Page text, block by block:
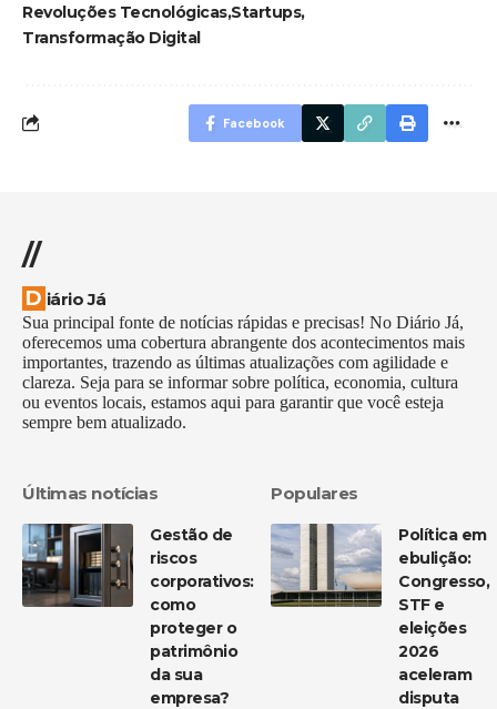
Revoluções TecnológicasStartups
Transformação Digital
Facebook
//
Diário Já
Sua principal fonte de notícias rápidas e precisas! No Diário Já,
oferecemos uma cobertura abrangente dos acontecimentos mais
importantes, trazendo as últimas atualizações com agilidade e
clareza. Seja para se informar sobre política, economia, cultura
ou eventos locais, estamos aqui para garantir que você esteja
sempre bem atualizado.
Últimas notícias
Gestão de
riscos
corporativos:
como
proteger o
patrimônio
da sua
empresa?
Populares
Política em
ebulição:
Congresso,
STF e
eleições
2026
aceleram
disputa